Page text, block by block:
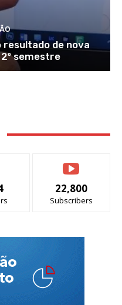
resultado de nova
semestre
22,800
Subscribers